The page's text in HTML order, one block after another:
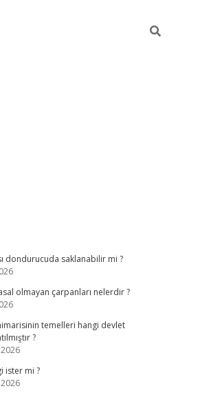
dondurucuda saklanabilir mi ?
asal olmayan çarpanları nelerdir ?
temelleri hangi devlet
?
ister mi ?